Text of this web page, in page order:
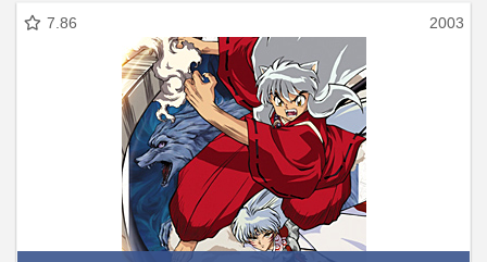
7.86 2003